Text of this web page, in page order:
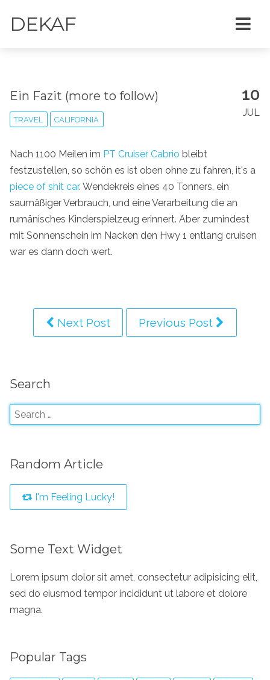
DEKAF
10
JUL
Ein Fazit (more to follow)
TRAVEL CALIFORNIA
Nach 1100 Meilen im PT Cruiser Cabrio bleibt
festzustellen, so schön es ist oben ohne zu fahren, it's a
piece of shit car. Wendekreis eines 40 Tonners, ein
saumäßiger Verbrauch, und eine Verarbeitung die an
rumänisches Kinderspielzeug erinnert. Aber zumindest
mit Sonnenschein im Nacken den Hwy 1 entlang cruisen
war es dann doch wert.
Next Post Previous Post
Search
Random Article
I'm Feeling Lucky!
Some Text Widget
Lorem ipsum dolor sit amet, consectetur adipisicing elit,
sed do eiusmod tempor incididunt ut labore et dolore
magna.
Popular Tags